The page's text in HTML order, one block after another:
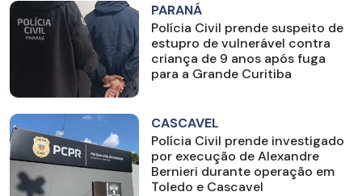
PARANÁ
Polícia Civil prende suspeito de
estupro de vulnerável contra
criança de 9 anos após fuga
para a Grande Curitiba
CASCAVEL
Polícia Civil prende investigado
por execução de Alexandre
Bernieri durante operação em
Toledo e Cascavel